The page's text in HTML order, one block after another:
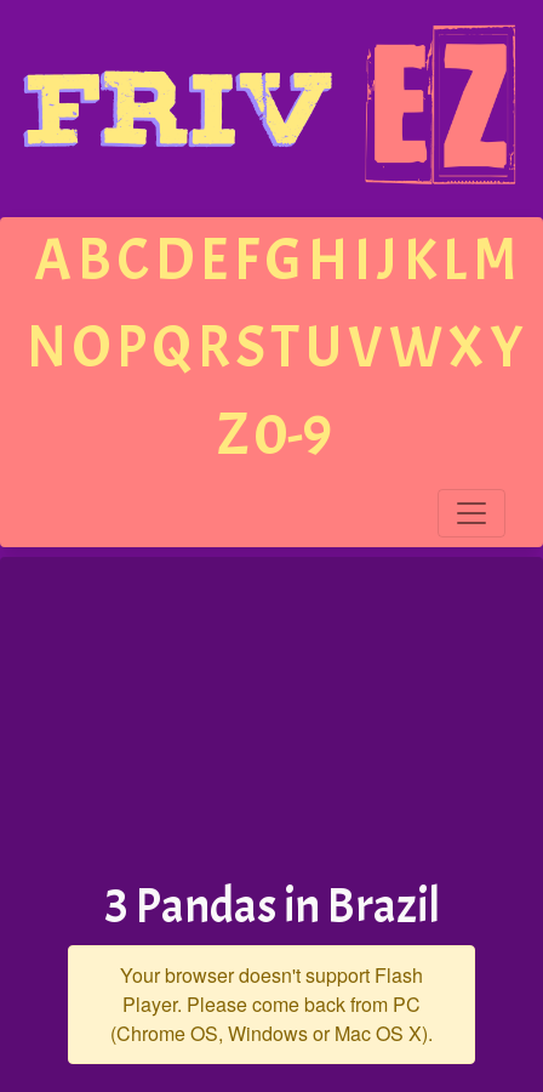
ABCDEFGH IJ KLM
NOPQRSTUVWXY
Z0-9
3 Pandas in Brazil
Your browser doesn't support Flash
Player. Please come back from PC
(Chrome OS, Windows or Mac OS X).